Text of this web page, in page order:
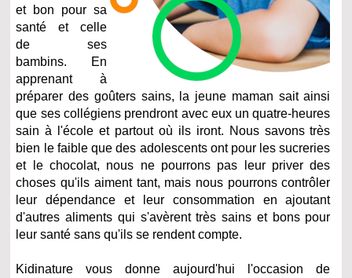
et bon pour sa
santé et celle
de ses
bambins. En
apprenant à
préparer des goûters sains, la jeune maman sait ainsi
que ses collégiens prendront avec eux un quatre-heures
sain à l'école et partout où ils iront. Nous savons très
bien le faible que des adolescents ont pour les sucreries
et le chocolat, nous ne pourrons pas leur priver des
choses qu'ils aiment tant, mais nous pourrons contrôler
leur dépendance et leur consommation en ajoutant
d'autres aliments qui s'avèrent très sains et bons pour
leur santé sans qu'ils se rendent compte.
Kidinature vous donne aujourd'hui l'occasion de